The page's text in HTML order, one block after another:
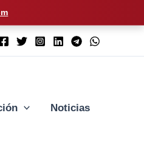
Noticias